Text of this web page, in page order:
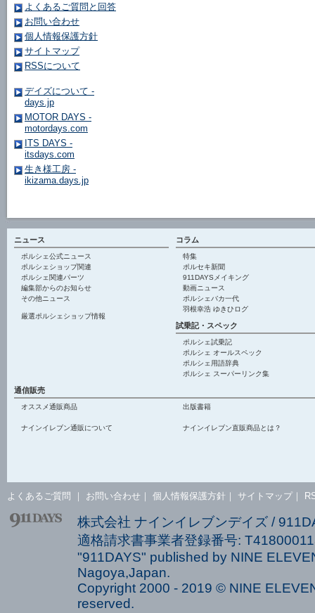
よくあるご質問と回答
お問い合わせ
個人情報保護方針
サイトマップ
RSSについて
デイズについて -
days.jp
MOTOR DAYS -
motordays.com
ITS DAYS -
itsdays.com
生き様工房 -
ikizama.days.jp
ニュース
ポルシェ公式ニュース
ポルシェショップ関連
ポルシェ関連パーツ
編集部からのお知らせ
その他ニュース
厳選ポルシェショップ情報
コラム
特集
ポルセキ新聞
911DAYSメイキング
動画ニュース
ポルシェバカ一代
羽根幸浩 ゆきひログ
試乗記・スペック
ポルシェ試乗記
ポルシェ オールスペック
ポルシェ用語辞典
ポルシェ スーパーリンク集
通信販売
オススメ通販商品 出版書籍
ナインイレブン通販について ナインイレブン直販商品とは？
よくあるご質問 ｜ お問い合わせ ｜ 個人情報保護方針 ｜ サイトマップ｜
株式会社 ナインイレブンデイズ /
適格請求書事業者登録番号:
"911DAYS" published by NINE
Nagoya,Japan.
Copyright 2000 - 2019 © NINE
reserved.